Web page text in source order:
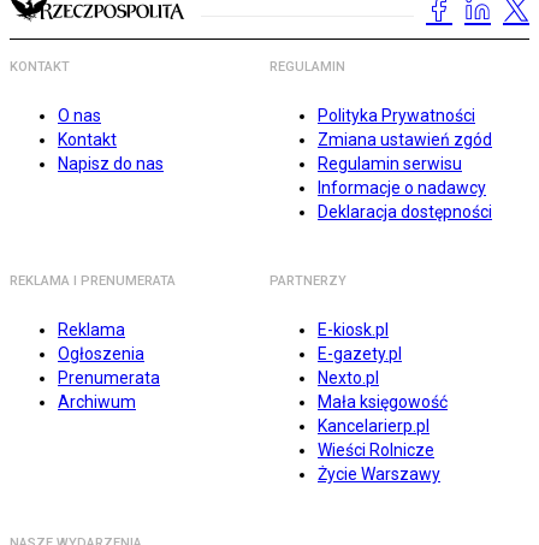
KONTAKT
O nas
Kontakt
Napisz do nas
REGULAMIN
Polityka Prywatności
Zmiana ustawień zgód
Regulamin serwisu
Informacje o nadawcy
Deklaracja dostępności
REKLAMA I PRENUMERATA
Reklama
Ogłoszenia
Prenumerata
Archiwum
PARTNERZY
E-kiosk.pl
E-gazety.pl
Nexto.pl
Mała księgowość
Kancelarierp.pl
Wieści Rolnicze
Życie Warszawy